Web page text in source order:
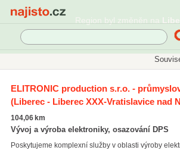
Region byl změněn na
Elektrická zařízení pro průmysl
ELITRONIC production s.r.o. -
(Liberec - Liberec XXX-Vratislavice nad
104,06 km
Vývoj a výroba elektroniky, osazování DPS
Poskytujeme komplexní služby v oblasti výroby